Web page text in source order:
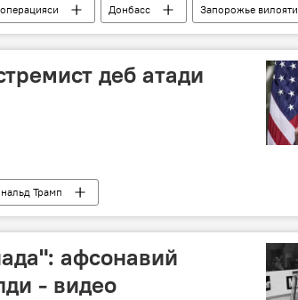
Донбасс
Запорожье вилояти
деб атади
Трамп
афсонавий
- видео